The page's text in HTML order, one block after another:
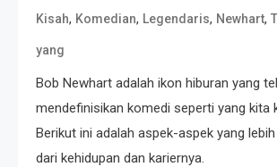
Kisah, Komedian, Legendaris, Newhart,
yang
Bob Newhart adalah ikon hiburan yang
mendefinisikan komedi seperti yang kita
Berikut ini adalah aspek-aspek yang
dari kehidupan dan kariernya.